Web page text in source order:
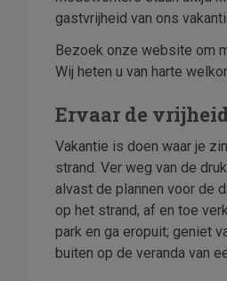
gastvrijheid van ons
Bezoek onze website om
Wij heten u van harte
Ervaar de
Vakantie is doen waar je
strand. Ver weg van de
alvast de plannen voor de
op het strand, af en toe
park en ga eropuit; geniet
buiten op de veranda van